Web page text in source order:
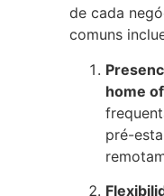
de cada
comuns
home
pré-